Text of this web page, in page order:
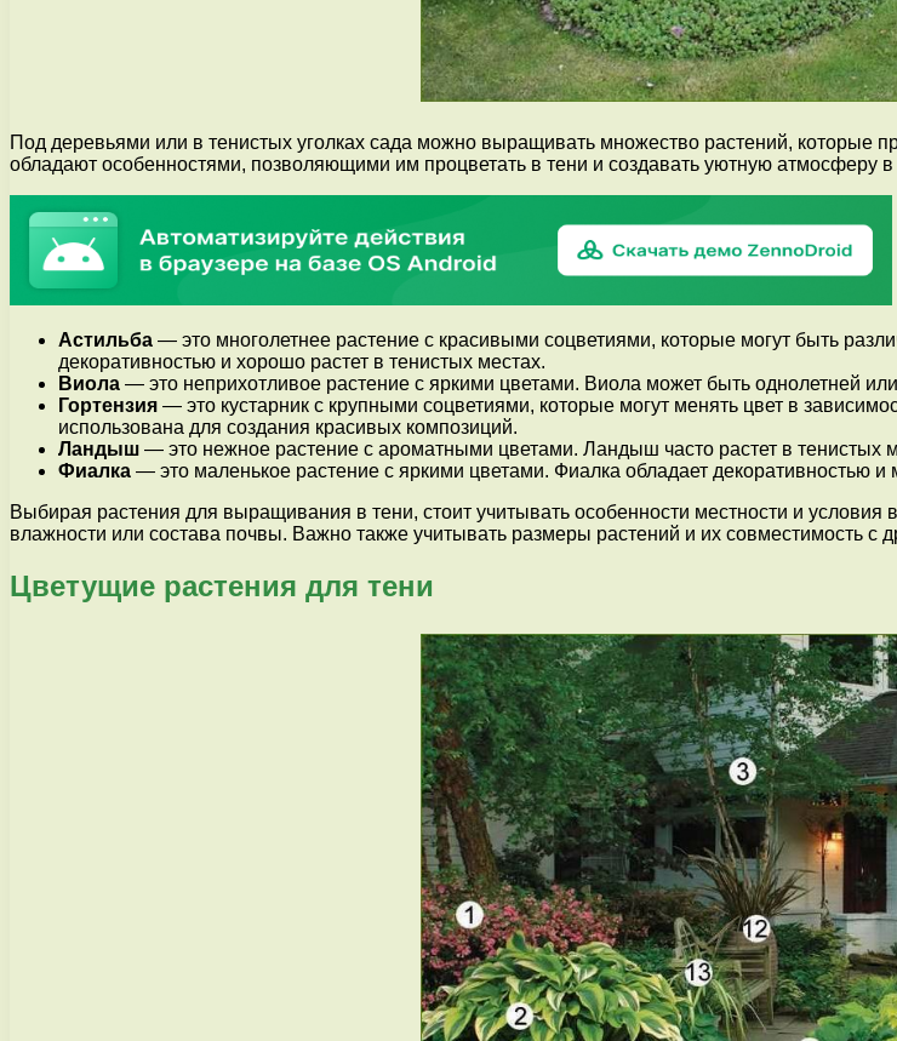
Под деревьями или в тенистых уголках сада можно выращивать множество растений, которые
обладают особенностями, позволяющими им процветать в тени и создавать уютную атмосферу в
Астильба — это многолетнее растение с красивыми соцветиями, которые могут быть
декоративностью и хорошо растет в тенистых местах.
Виола — это неприхотливое растение с яркими цветами. Виола может быть однолетней
Гортензия — это кустарник с крупными соцветиями, которые могут менять цвет в
использована для создания красивых композиций.
Ландыш — это нежное растение с ароматными цветами. Ландыш часто растет в тенистых
Фиалка — это маленькое растение с яркими цветами. Фиалка обладает декоративностью
Выбирая растения для выращивания в тени, стоит учитывать особенности местности и
влажности или состава почвы. Важно также учитывать размеры растений и их совместимость с
Цветущие растения для тени